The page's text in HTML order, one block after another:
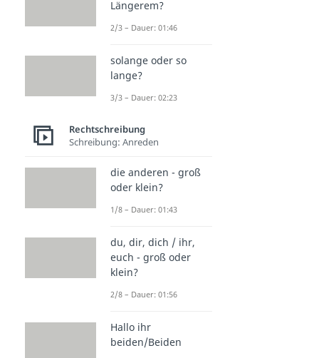
Längerem?
2/3 – Dauer: 01:46
solange oder so
lange?
3/3 – Dauer: 02:23
Rechtschreibung
Schreibung: Anreden
die anderen - groß
oder klein?
1/8 – Dauer: 01:43
du, dir, dich / ihr,
euch - groß oder
klein?
2/8 – Dauer: 01:56
Hallo ihr
beiden/Beiden